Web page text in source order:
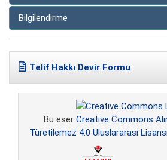
Bilgilendirme
Telif Hakkı Devir Formu
Bu eser Creative Commons
Türetilemez 4.0 Uluslararası Lisansı